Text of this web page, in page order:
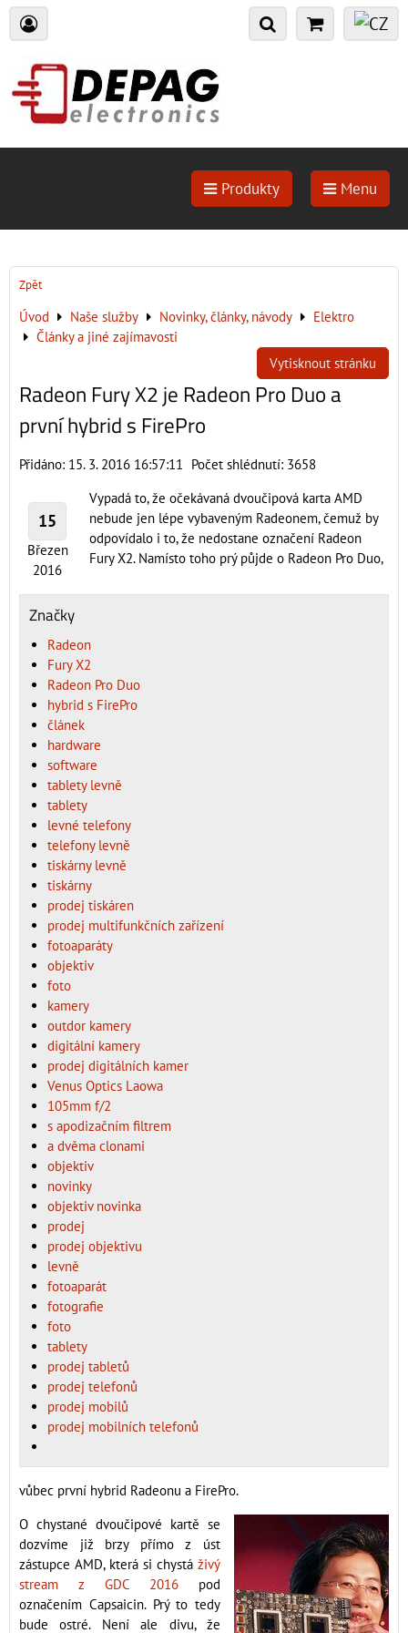
Produkty Menu
Zpět
Úvod Naše služby Novinky, články, návody
Elektro
Články a jiné zajímavosti
Vytisknout stránku
Radeon Fury X2 je Radeon Pro Duo a
první hybrid s FirePro
Přidáno: 15. 3. 2016 16:57:11 Počet shlédnutí: 3658
15
Březen
2016
Značky
Radeon
Fury X2
Radeon Pro Duo
hybrid s FirePro
článek
hardware
software
tablety levně
tablety
levné telefony
telefony levně
tiskárny levně
tiskárny
prodej tiskáren
prodej multifunkčních zařízení
fotoaparáty
objektiv
foto
kamery
outdor kamery
digitální kamery
prodej digitálních kamer
Venus Optics Laowa
105mm f/2
s apodizačním filtrem
a dvěma clonami
objektiv
novinky
objektiv novinka
prodej
prodej objektivu
levně
fotoaparát
fotografie
foto
tablety
prodej tabletů
prodej telefonů
prodej mobilů
prodej mobilních telefonů
Vypadá to, že očekávaná dvoučipová karta AMD
nebude jen lépe vybaveným Radeonem, čemuž by
odpovídalo i to, že nedostane označení Radeon
Fury X2. Namísto toho prý půjde o Radeon Pro Duo,
vůbec první hybrid Radeonu a FirePro.
O chystané dvoučipové kartě se
dozvíme již brzy přímo z úst
zástupce AMD, která si chystá živý
stream z GDC 2016 pod
označením Capsaicin. Prý to tedy
bude ostré. Není ale divu, že